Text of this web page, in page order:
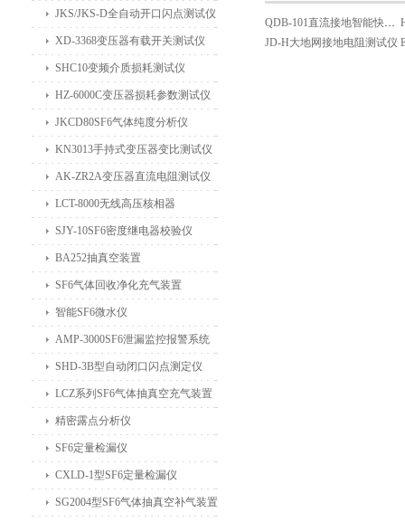
QDB-101直流接地智能快速查找仪
JD-H大地网接地电阻测试仪
JKS/JKS-D全自动开口闪点测试仪
XD-3368变压器有载开关测试仪
SHC10变频介质损耗测试仪
HZ-6000C变压器损耗参数测试仪
JKCD80SF6气体纯度分析仪
KN3013手持式变压器变比测试仪
AK-ZR2A变压器直流电阻测试仪
LCT-8000无线高压核相器
SJY-10SF6密度继电器校验仪
BA252抽真空装置
SF6气体回收净化充气装置
智能SF6微水仪
AMP-3000SF6泄漏监控报警系统
SHD-3B型自动闭口闪点测定仪
LCZ系列SF6气体抽真空充气装置
精密露点分析仪
SF6定量检漏仪
CXLD-1型SF6定量检漏仪
SG2004型SF6气体抽真空补气装置